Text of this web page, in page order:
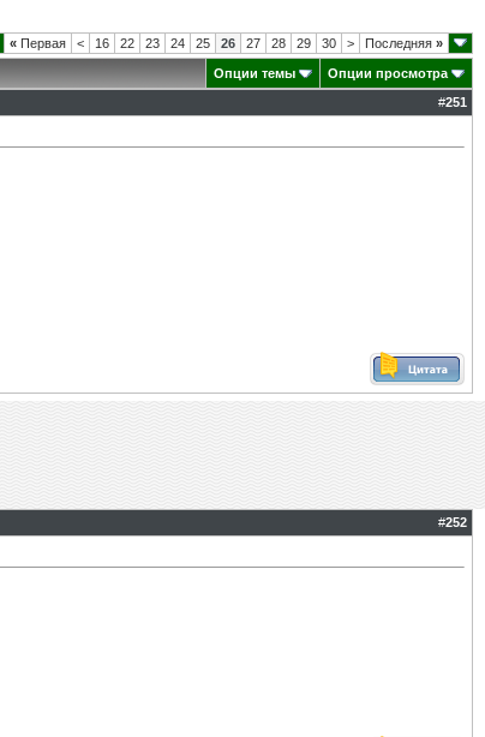
« Первая < 16 22 23 24 25 26 27 28 29 30 > Последняя »
Опции темы
Опции просмотра
#251
#252